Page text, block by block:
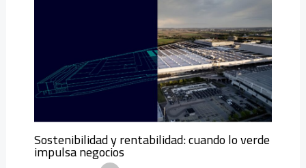
Sostenibilidad y rentabilidad: cuando lo verde
impulsa negocios